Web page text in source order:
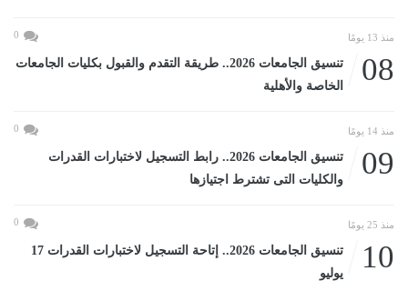
منذ 13 يومًا 0
08
تنسيق الجامعات 2026.. طريقة التقدم والقبول بكليات الجامعات
الخاصة والأهلية
منذ 14 يومًا 0
09
تنسيق الجامعات 2026.. رابط التسجيل لاختبارات القدرات
والكليات التى تشترط اجتيازها
منذ 25 يومًا 0
10
تنسيق الجامعات 2026.. إتاحة التسجيل لاختبارات القدرات 17
يوليو